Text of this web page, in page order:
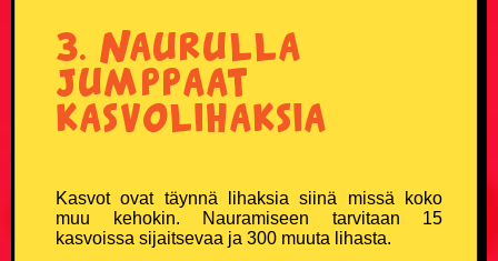
Puujalkavitsit
Ruotsalaisvitsit
Savolaisvitsit
Suomalainen ruotsalainen ja norjalainen vitsit
3. Naurulla
jumppaat
kasvolihaksia
Kasvot ovat täynnä lihaksia siinä missä koko
muu kehokin. Nauramiseen tarvitaan 15
kasvoissa sijaitsevaa ja 300 muuta lihasta.